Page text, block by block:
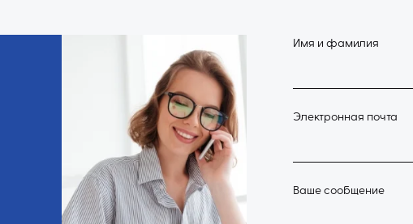
Имя и фамилия
Электронная почта
Ваше сообщение